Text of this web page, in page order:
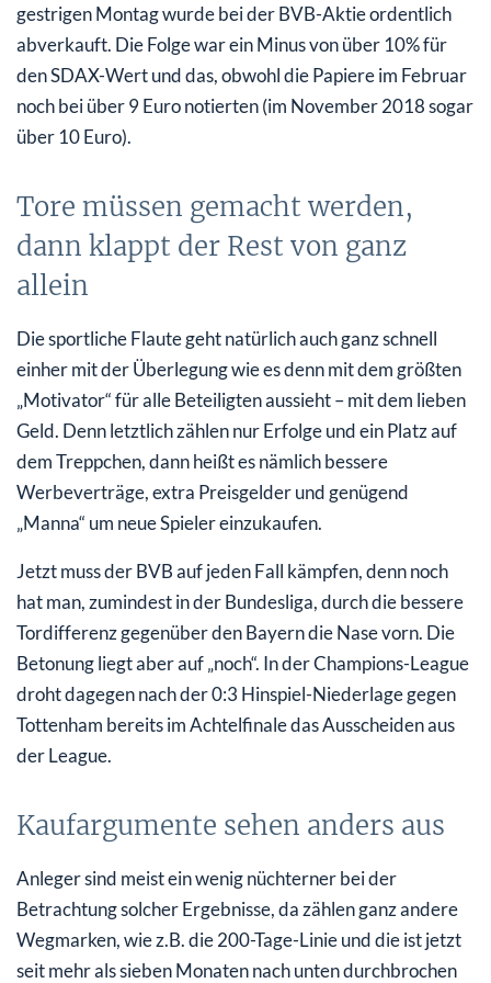
gestrigen Montag wurde bei der BVB-Aktie ordentlich
abverkauft. Die Folge war ein Minus von über 10% für
den SDAX-Wert und das, obwohl die Papiere im Februar
noch bei über 9 Euro notierten (im November 2018 sogar
über 10 Euro).
Tore müssen gemacht werden,
dann klappt der Rest von ganz
allein
Die sportliche Flaute geht natürlich auch ganz schnell
einher mit der Überlegung wie es denn mit dem größten
„Motivator“ für alle Beteiligten aussieht – mit dem lieben
Geld. Denn letztlich zählen nur Erfolge und ein Platz auf
dem Treppchen, dann heißt es nämlich bessere
Werbeverträge, extra Preisgelder und genügend
„Manna“ um neue Spieler einzukaufen.
Jetzt muss der BVB auf jeden Fall kämpfen, denn noch
hat man, zumindest in der Bundesliga, durch die bessere
Tordifferenz gegenüber den Bayern die Nase vorn. Die
Betonung liegt aber auf „noch“. In der Champions-League
droht dagegen nach der 0:3 Hinspiel-Niederlage gegen
Tottenham bereits im Achtelfinale das Ausscheiden aus
der League.
Kaufargumente sehen anders aus
Anleger sind meist ein wenig nüchterner bei der
Betrachtung solcher Ergebnisse, da zählen ganz andere
Wegmarken, wie z.B. die 200-Tage-Linie und die ist jetzt
seit mehr als sieben Monaten nach unten durchbrochen